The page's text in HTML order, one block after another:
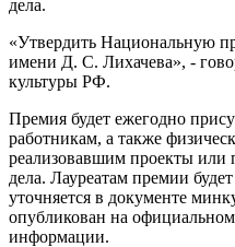
дела.
«Утвердить Национальную
имени Д. С. Лихачева», -
культуры РФ.
Премия будет ежегодно
работникам, а также
реализовавшим проекты или
дела. Лауреатам премии
уточняется в документе
опубликован на официальном
информации.